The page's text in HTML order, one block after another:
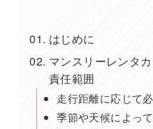
はじめに
マンスリーレンタ
責任範囲
走行距離に応じて
季節や天候によっ